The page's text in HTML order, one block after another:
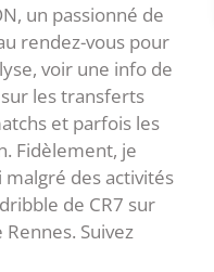
un passionné de
rendez-vous pour
voir une info de
les transferts
et parfois les
Fidèlement, je
des activités
de CR7 sur
Suivez